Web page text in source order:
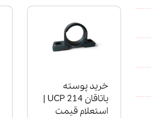
خرید پوسته
یاتاقان UCP 214 |
استعلام قیمت